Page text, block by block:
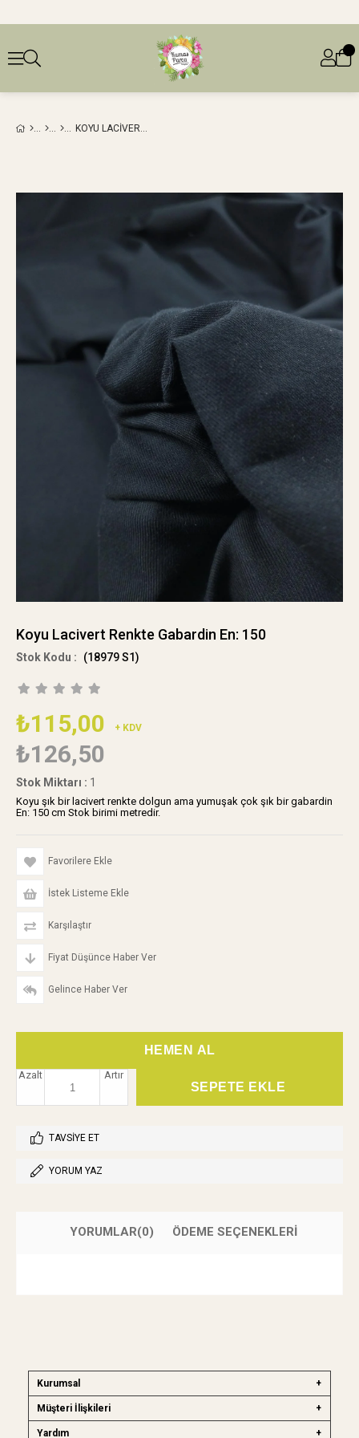
KOYU LACIVERT RENKTE GABARDIN EN: 150
Koyu Lacivert Renkte Gabardin En: 150
(18979 S1)
₺115,00 + KDV
₺126,50
Stok Miktarı : 1
Koyu şık bir lacivert renkte dolgun ama yumuşak çok şık bir gabardin
En: 150 cm Stok birimi metredir.
Favorilere Ekle
İstek Listeme Ekle
Karşılaştır
Fiyat Düşünce Haber Ver
Gelince Haber Ver
Artır
Azalt
TAVSIYE ET
YORUM YAZ
YORUMLAR(0) ÖDEME SEÇENEKLERI
Kurumsal
Müşteri İlişkileri
Yardım